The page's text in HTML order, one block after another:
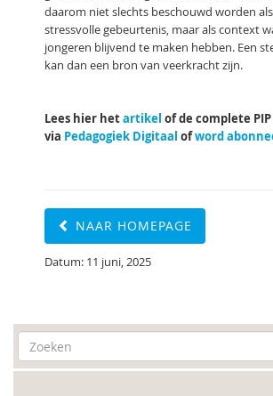
daarom niet slechts beschouwd worden
stressvolle gebeurtenis, maar als context
jongeren blijvend te maken hebben. Een
kan dan een bron van veerkracht zijn.
Lees hier hetartikel of de complete PIP
via Pedagogiek Digitaal ofword
NAAR HOMEPAGE
Datum: 11 juni, 2025